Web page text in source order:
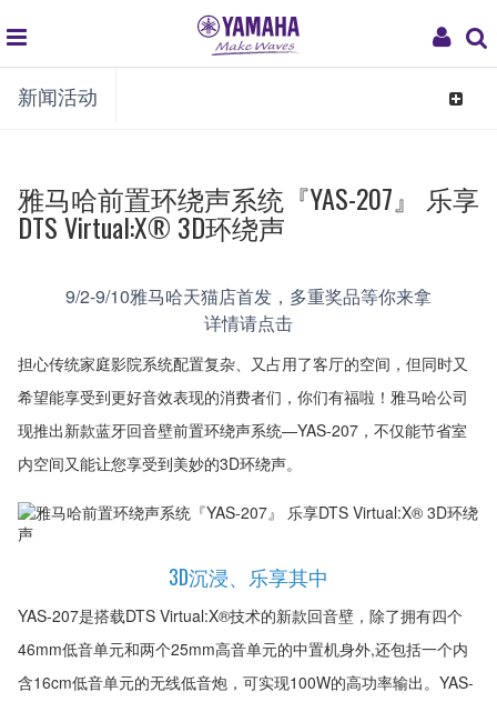
My
global
navigation
新闻活动
Toggle
雅马哈前置环绕声系统『YAS-207』 乐享
DTS Virtual:X® 3D环绕声
9/2-9/10雅马哈天猫店首发，多重奖品等你来拿
详情请点击
担心传统家庭影院系统配置复杂、又占用了客厅的空间，但同时又
希望能享受到更好音效表现的消费者们，你们有福啦！雅马哈公司
现推出新款蓝牙回音壁前置环绕声系统—YAS-207，不仅能节省室
内空间又能让您享受到美妙的3D环绕声。
3D沉浸、乐享其中
YAS-207是搭载DTS Virtual:X®技术的新款回音壁，除了拥有四个
46mm低音单元和两个25mm高音单元的中置机身外,还包括一个内
含16cm低音单元的无线低音炮，可实现100W的高功率输出。YAS-